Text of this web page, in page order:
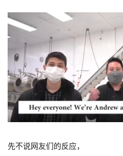
先不说网友们的反应，